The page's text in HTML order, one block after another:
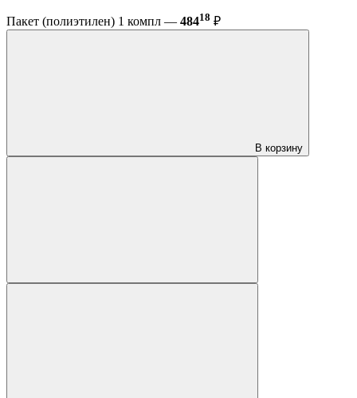
Пакет (полиэтилен) 1 компл — 48418 ₽
В корзину